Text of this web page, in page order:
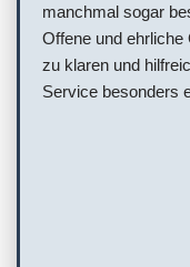
manchmal sogar
Offene und
zu klaren und
Service besonders